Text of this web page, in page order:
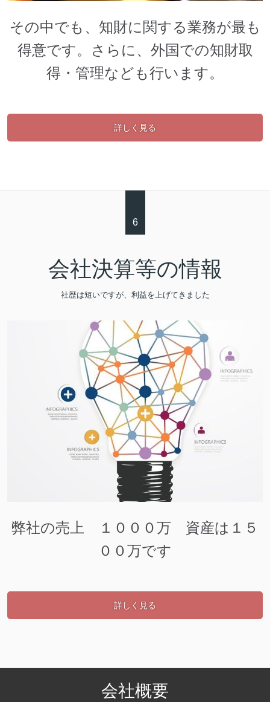
その中でも、知財に関する業務が最も
得意です。さらに、外国での知財取
得・管理なども行います。
詳しく見る
6
会社決算等の情報
社歴は短いですが、利益を上げてきました
弊社の売上 １０００万 資産は１５
００万です
詳しく見る
会社概要